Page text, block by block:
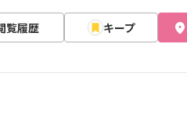
覧履歴 キープ